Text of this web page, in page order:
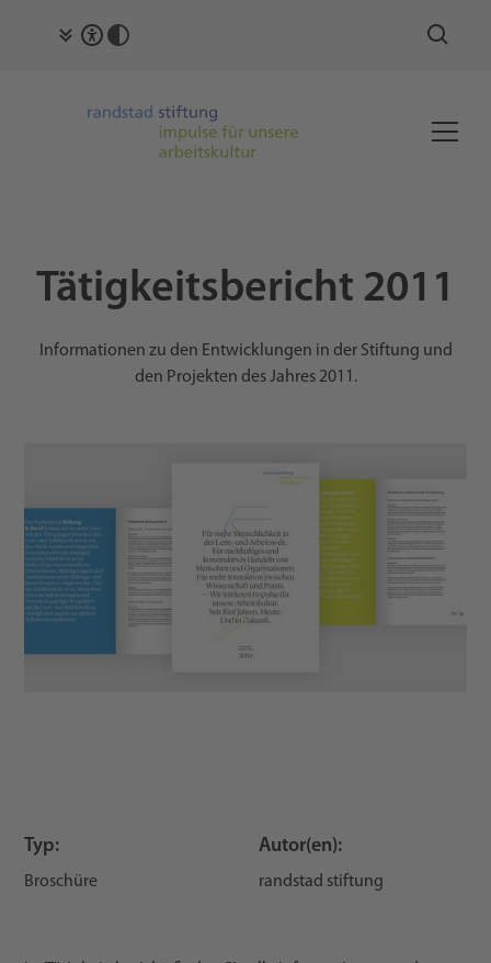
Tätigkeitsbericht 2011
Informationen zu den Entwicklungen in der Stiftung und
den Projekten des Jahres 2011.
Typ:
Broschüre
Autor(en):
randstad stiftung